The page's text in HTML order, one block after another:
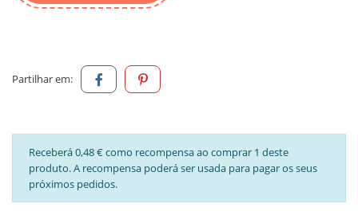
Partilhar em:
Receberá 0,48 € como recompensa ao comprar 1 deste
produto. A recompensa poderá ser usada para pagar os seus
próximos pedidos.